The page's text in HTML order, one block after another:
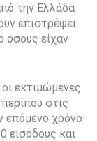
την Ελλάδα
επιστρέψει
όσους είχαν
εκτιμώμενες
στις
επόμενο χρόνο
εισόδους και